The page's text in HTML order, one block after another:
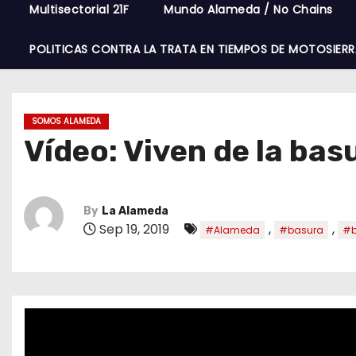
Multisectorial 21F Mundo Alameda / No Chains
POLITICAS CONTRA LA TRATA EN TIEMPOS DE
SOMOS ALAMEDA
Vídeo: Viven de la
By La Alameda
Sep 19, 2019 #Alameda , #basura ,